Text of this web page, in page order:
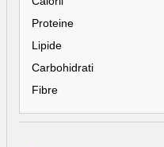
Proteine
Lipide
Carbohidrati
Fibre